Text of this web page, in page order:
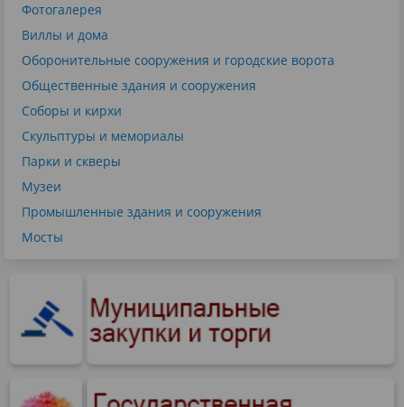
Фотогалерея
Виллы и дома
Оборонительные сооружения и городские ворота
Общественные здания и сооружения
Соборы и кирхи
Скульптуры и мемориалы
Парки и скверы
Музеи
Промышленные здания и сооружения
Мосты